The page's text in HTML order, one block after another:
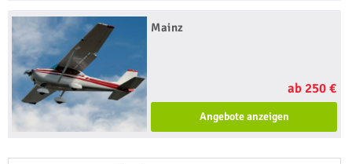
Mainz
ab 250 €
Angebote anzeigen